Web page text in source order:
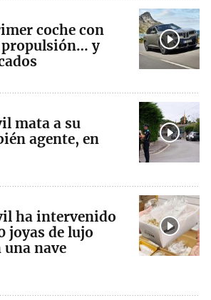
coche con
y
mata a su
agente, en
ha intervenido
joyas de lujo
nave